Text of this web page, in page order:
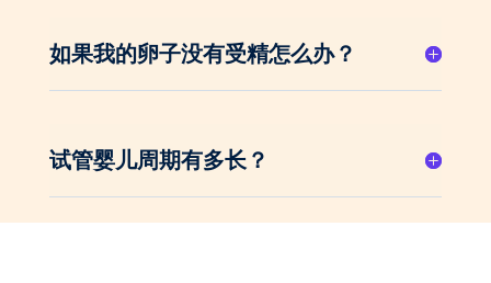
如果我的卵子没有受精怎么办？
试管婴儿周期有多长？